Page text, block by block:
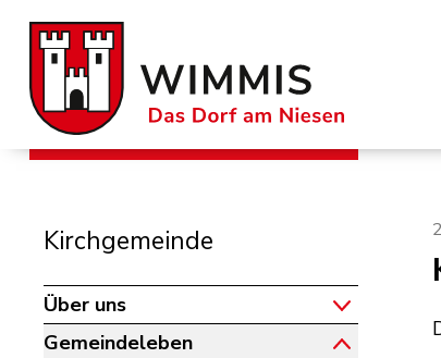
Navigieren in der Gemeinde
Schnellnavigation
Subnavigation
Kirchgemeinde
Über uns
Gemeindeleben